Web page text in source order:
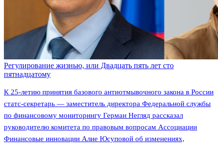
Регулирование жизнью, или Двадцать пять лет сто
пятнадцатому
К 25-летию принятия базового антиотмывочного закона в России
статс-секретарь — заместитель директора Федеральной службы
по финансовому мониторингу Герман Негляд рассказал
руководителю комитета по правовым вопросам Ассоциации
Финансовые инновации Алие Юсуповой об изменениях,